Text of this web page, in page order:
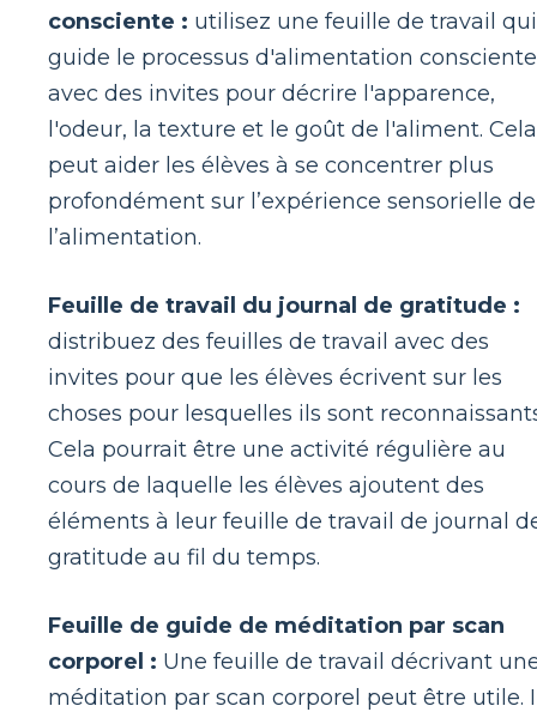
consciente : utilisez une feuille de travail qui
guide le processus d'alimentation consciente
avec des invites pour décrire l'apparence,
l'odeur, la texture et le goût de l'aliment. Cela
peut aider les élèves à se concentrer plus
profondément sur l’expérience sensorielle de
l’alimentation.
Feuille de travail du journal de gratitude :
distribuez des feuilles de travail avec des
invites pour que les élèves écrivent sur les
choses pour lesquelles ils sont
Cela pourrait être une activité régulière au
cours de laquelle les élèves ajoutent des
éléments à leur feuille de travail de journal
gratitude au fil du temps.
Feuille de guide de méditation par scan
corporel : Une feuille de travail décrivant
méditation par scan corporel peut être utile.